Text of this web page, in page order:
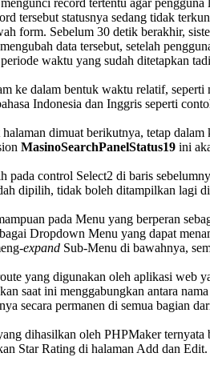
tersebut statusnya sedang tidak
form. Sebelum 30 detik berakhir,
data tersebut, setelah
waktu yang sudah ditetapkan
ke dalam bentuk waktu relatif, seperti
Indonesia dan Inggris seperti
halaman dimuat berikutnya, tetap dalam
MasinoSearchPanelStatus19 ini
pada control Select2 di baris
dipilih, tidak boleh ditampilkan lagi
pada Menu yang berperan
Dropdown Menu yang dapat
expand Sub-Menu di bawahnya,
yang digunakan oleh aplikasi
saat ini menggabungkan antara
secara permanen di semua bagian
dihasilkan oleh PHPMaker
Star Rating di halaman Add dan